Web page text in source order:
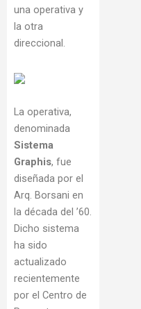
una operativa y
la otra
direccional.
La operativa,
denominada
Sistema
Graphis, fue
diseñada por el
Arq. Borsani en
la década del ’60.
Dicho sistema
ha sido
actualizado
recientemente
por el Centro de